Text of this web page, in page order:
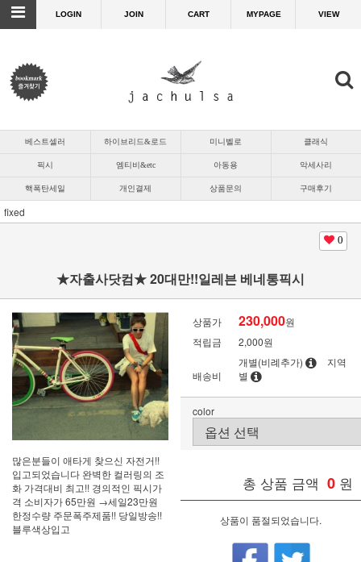
LOGIN JOIN CART MYPAGE VIEW
베스트셀러 하이브리드&로드 미니벨로 클래식
픽시 엠티비&etc 아동용 악세사리
핵폭탄세일 개인결제 상품문의 구매후기
fixed
0
★자출사닷컴★ 20대만!!일레븐 베네통픽시
많은분들이 애타게 찾으신 자전거!!
입고되었습니다 완벽한 컬러링의 조
화 가격대비 최고!! 경의적인 픽시가
격 소비자가 65만원 →세일23만원
한정수량 주문폭주제품!! 당일방송!!
블루색상입고
상품가 230,000원
적립금
2,000원
배송비
개별(비례추가)
지역
별
color
총 상품 금액 0 원
상품이 품절되었습니다.